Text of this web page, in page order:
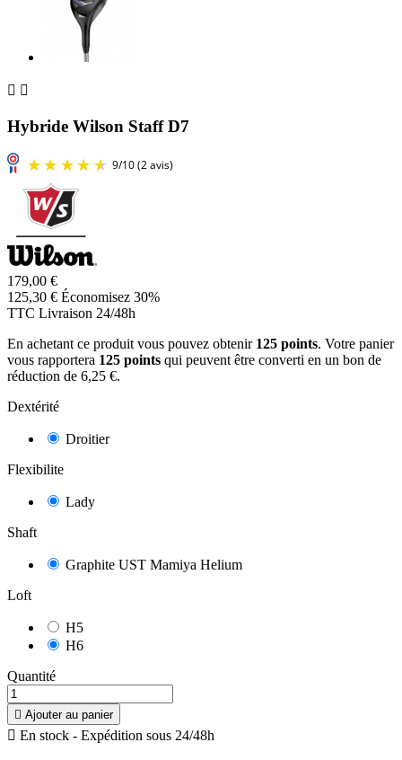
 
Hybride Wilson Staff D7
9/10(2 avis)
179,00 €
125,30 € Économisez 30%
TTC Livraison 24/48h
En achetant ce produit vous pouvez obtenir 125 points. Votre panier
vous rapportera 125 points qui peuvent être converti en un bon de
réduction de 6,25 €.
Dextérité
Droitier
Flexibilite
Lady
Shaft
Graphite UST Mamiya Helium
Loft
H5
H6
Quantité
 Ajouter au panier
 En stock - Expédition sous 24/48h